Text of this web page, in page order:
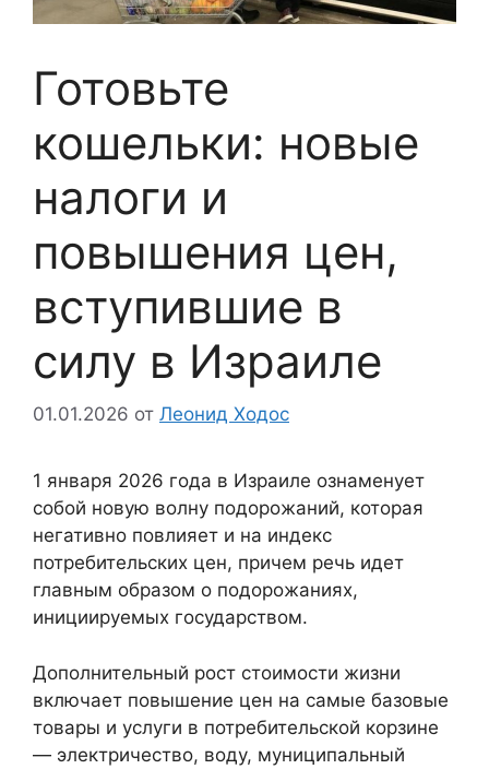
Готовьте
кошельки: новые
налоги и
повышения цен,
вступившие в
силу в Израиле
01.01.2026 от Леонид Ходос
1 января 2026 года в Израиле ознаменует
собой новую волну подорожаний, которая
негативно повлияет и на индекс
потребительских цен, причем речь идет
главным образом о подорожаниях,
инициируемых государством.
Дополнительный рост стоимости жизни
включает повышение цен на самые базовые
товары и услуги в потребительской корзине
— электричество, воду, муниципальный